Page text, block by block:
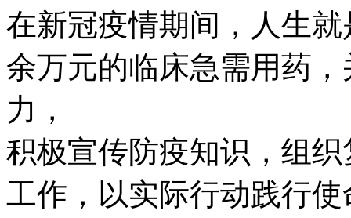
在新冠疫情期间，人
余万元的临床急需用药
力，
积极宣传防疫知识，组
工作，以实际行动践行使